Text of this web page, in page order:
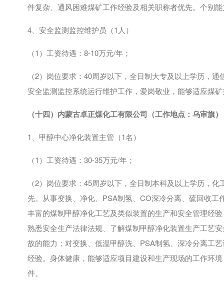
件复杂、通风困难煤矿工作经验及相关职称者优先。个别
4、安全监测监控维护员（1 人）
（1）工资待遇： 8-10万元/年；
（2）岗位要求：40周岁以下，全日制大专及以上学历，
安全监测监控系统运行维护工作，爱岗敬业，能够适应煤
（十四） 内蒙古卓正煤化工有限公司 （工作地点：乌审旗）
1、甲醇中心净化装置主管（1名）
（1）工资待遇： 30-35万元/年；
（2）岗位要求： 45周岁以下，全日制本科及以上学历，
先。从事变换、净化、 PSA制氢、 CO深冷分离、硫回收工
丰富的煤制甲醇净化工艺及类似装置的生产和安全管理经
熟悉安全生产法律法规、了解煤制甲醇净化装置生产工艺
故的能力；对变换、低温甲醇洗、 PSA制氢、深冷分离工
经验。身体健康，能够适应项目建设和生产现场的工作环
件。